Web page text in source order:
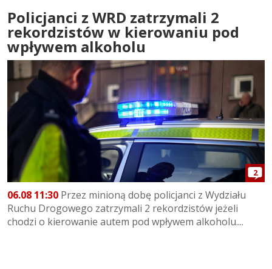
Policjanci z WRD zatrzymali 2
rekordzistów w kierowaniu pod
wpływem alkoholu
2
06.08 11:30 Przez minioną dobę policjanci z Wydziału
Ruchu Drogowego zatrzymali 2 rekordzistów jeżeli
chodzi o kierowanie autem pod wpływem alkoholu....